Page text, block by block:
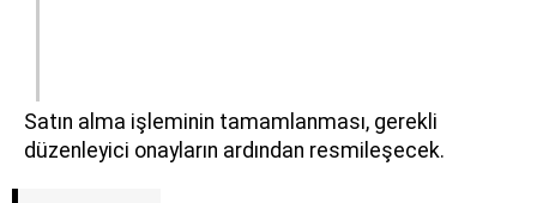
Satın alma işleminin tamamlanması, gerekli
düzenleyici onayların ardından resmileşecek.